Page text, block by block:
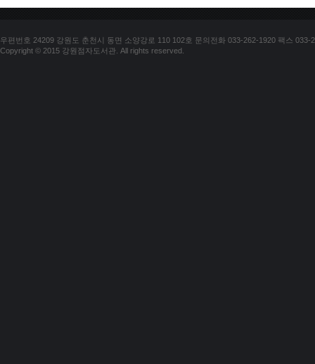
우편번호 24209 강원도 춘천시 동면 소양강로 110 102호 문의전화 033-262-1920 팩스 033-
Copyright © 2015 강원점자도서관. All rights reserved.